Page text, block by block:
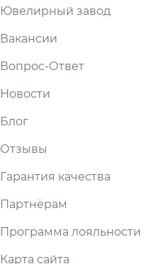
Ювелирный завод
Вакансии
Вопрос-Ответ
Новости
Блог
Отзывы
Гарантия качества
Партнёрам
Программа лояльности
Карта сайта